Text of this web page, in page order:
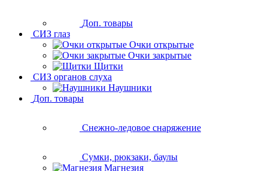
Доп. товары
СИЗ глаз
Очки открытые
Очки закрытые
Щитки
СИЗ органов слуха
Наушники
Доп. товары
Снежно-ледовое снаряжение
Сумки, рюкзаки, баулы
Магнезия